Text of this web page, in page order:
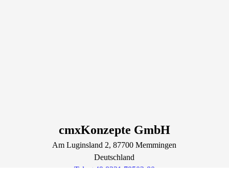
cmxKonzepte GmbH
Am Luginsland 2, 87700Memmingen
Deutschland
Tel.: +49 8331 78503-80